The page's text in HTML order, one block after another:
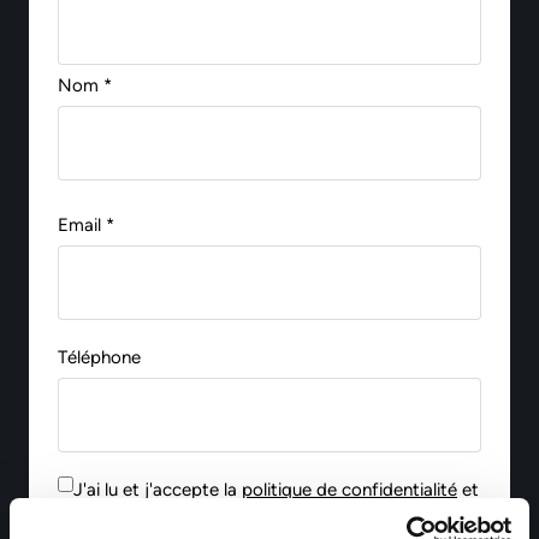
Nom *
Email *
Téléphone
J'ai lu et j'accepte la politique de confidentialité et
le traitement de mes données personnelles pour